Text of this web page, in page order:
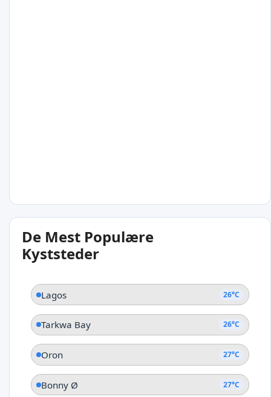
26°C
Tarkwa Bay
De Mest Populære
Kyststeder
Lagos 26°C
Tarkwa Bay 26°C
Oron 27°C
Bonny Ø 27°C